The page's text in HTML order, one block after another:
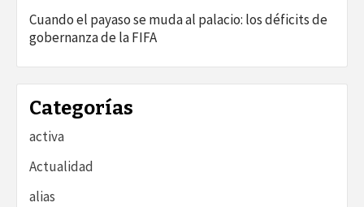
Cuando el payaso se muda al palacio: los déficits de
gobernanza de la FIFA
Categorías
activa
Actualidad
alias